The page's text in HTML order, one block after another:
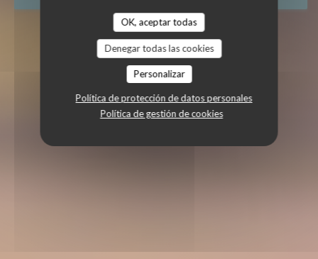
OK, aceptar todas
Denegar todas las cookies
Personalizar
Política de protección de datos personales
Política de gestión de cookies